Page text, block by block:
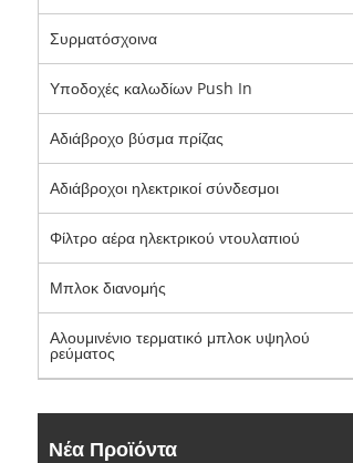
Συρματόσχοινα
Υποδοχές καλωδίων Push In
Αδιάβροχο βύσμα πρίζας
Αδιάβροχοι ηλεκτρικοί σύνδεσμοι
Φίλτρο αέρα ηλεκτρικού ντουλαπιού
Μπλοκ διανομής
Αλουμινένιο τερματικό μπλοκ υψηλού
ρεύματος
Νέα Προϊόντα